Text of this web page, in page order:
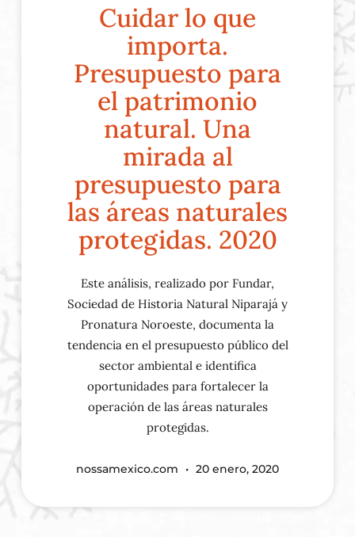
Cuidar lo que
importa.
Presupuesto para
el patrimonio
natural. Una
mirada al
presupuesto para
las áreas naturales
protegidas. 2020
Este análisis, realizado por Fundar,
Sociedad de Historia Natural Niparajá y
Pronatura Noroeste, documenta la
tendencia en el presupuesto público del
sector ambiental e identifica
oportunidades para fortalecer la
operación de las áreas naturales
protegidas.
nossamexico.com 20 enero, 2020